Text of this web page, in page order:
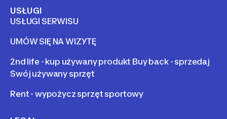
USŁUGI
USŁUGI SERWISU
UMÓW SIĘ NA WIZYTĘ
2nd life - kup używany produkt Buy back - sprzedaj
Swój używany sprzęt
Rent - wypożycz sprzęt sportowy